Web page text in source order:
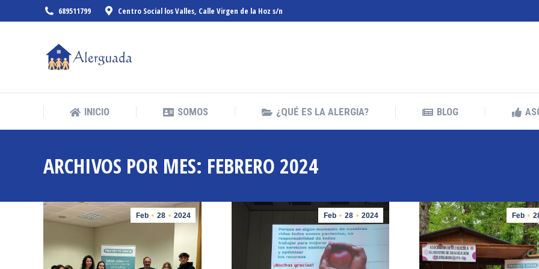
689511799 Centro Social los Valles, Calle Virgen de la Hoz s/n
INICIO SOMOS ¿QUÉ ES LA ALERGIA? BLOG
ARCHIVOS POR MES: FEBRERO 2024
Feb 28 2024 Feb 28 2024 Feb
INICIO SOMOS ¿QUÉ ES LA ALERGIA? BLOG